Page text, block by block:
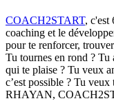
COACH2START, c'est
coaching et le
pour te renforcer,
Tu tournes en rond ? Tu
qui te plaise ? Tu veux
c’est possible ? Tu
RHAYAN,